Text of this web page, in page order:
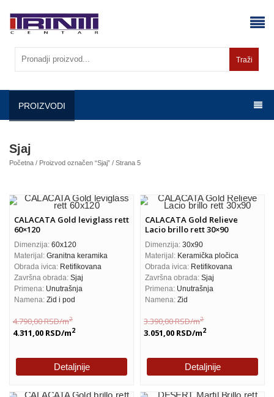
content
Traži
PROIZVODI
Sjaj
Početna / Proizvod označen “Sjaj” / Strana 5
CALACATA Gold leviglass rett
60×120
Dimenzija: 60x120
Materijal: Granitna keramika
Obrada ivica: Retifikovana
Završna obrada: Sjaj
Primena: Unutrašnja
Namena: Zid i pod
4.790,00RSD/m2
4.311,00 RSD/m2
Detaljnije
CALACATA Gold Relieve
Lacio brillo rett 30×90
Dimenzija: 30x90
Materijal: Keramička pločica
Obrada ivica: Retifikovana
Završna obrada: Sjaj
Primena: Unutrašnja
Namena: Zid
3.390,00RSD/m2
3.051,00 RSD/m2
Detaljnije